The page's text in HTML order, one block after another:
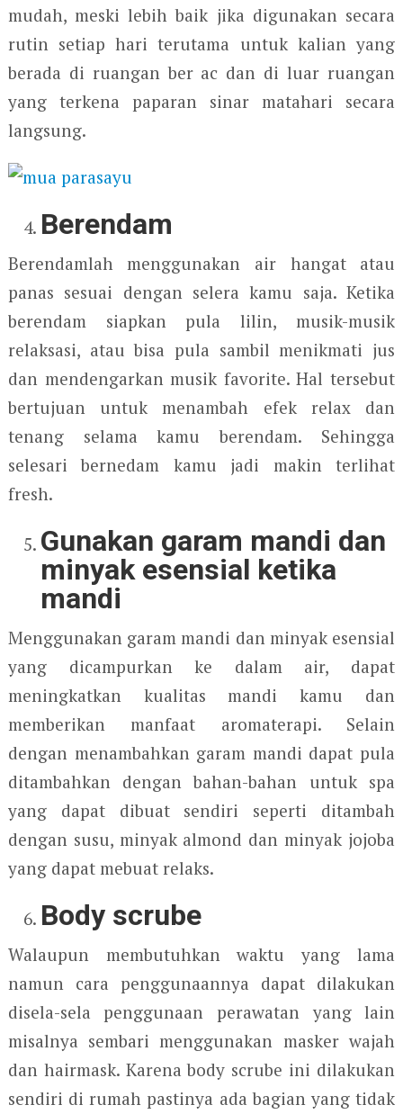
mudah, meski lebih baik jika digunakan secara
rutin setiap hari terutama untuk kalian yang
berada di ruangan ber ac dan di luar ruangan
yang terkena paparan sinar matahari secara
langsung.
Berendam
Berendamlah menggunakan air hangat atau
panas sesuai dengan selera kamu saja. Ketika
berendam siapkan pula lilin, musik-musik
relaksasi, atau bisa pula sambil menikmati jus
dan mendengarkan musik favorite. Hal tersebut
bertujuan untuk menambah efek relax dan
tenang selama kamu berendam. Sehingga
selesari bernedam kamu jadi makin terlihat
fresh.
Gunakan garam mandi dan
minyak esensial ketika
mandi
Menggunakan garam mandi dan minyak esensial
yang dicampurkan ke dalam air, dapat
meningkatkan kualitas mandi kamu dan
memberikan manfaat aromaterapi. Selain
dengan menambahkan garam mandi dapat pula
ditambahkan dengan bahan-bahan untuk spa
yang dapat dibuat sendiri seperti ditambah
dengan susu, minyak almond dan minyak jojoba
yang dapat mebuat relaks.
Body scrube
Walaupun membutuhkan waktu yang lama
namun cara penggunaannya dapat dilakukan
disela-sela penggunaan perawatan yang lain
misalnya sembari menggunakan masker wajah
dan hairmask. Karena body scrube ini dilakukan
sendiri di rumah pastinya ada bagian yang tidak